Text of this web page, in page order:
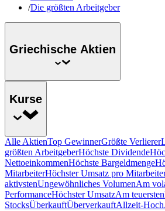
/Die größten Arbeitgeber
Griechische Aktien
Kurse
Alle AktienTop GewinnerGrößte Verlierer
größten ArbeitgeberHöchste Dividende
NettoeinkommenHöchste Bargeldmenge
MitarbeiterHöchster Umsatz pro
aktivstenUngewöhnliches VolumenAm
PerformanceHöchster UmsatzAm teuersten
StocksÜberkauftÜberverkauftAllzeit-Hoch